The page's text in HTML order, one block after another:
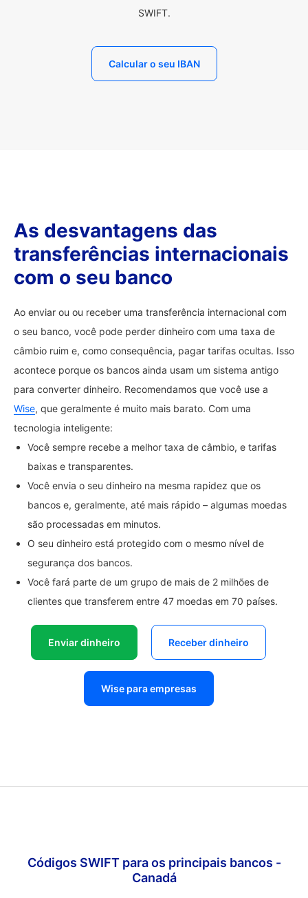
SWIFT.
Calcular o seu IBAN
As desvantagens das
transferências internacionais
com o seu banco
Ao enviar ou ou receber uma transferência internacional com
o seu banco, você pode perder dinheiro com uma taxa de
câmbio ruim e, como consequência, pagar tarifas ocultas. Isso
acontece porque os bancos ainda usam um sistema antigo
para converter dinheiro. Recomendamos que você use a
Wise, que geralmente é muito mais barato. Com uma
tecnologia inteligente:
Você sempre recebe a melhor taxa de câmbio, e tarifas
baixas e transparentes.
Você envia o seu dinheiro na mesma rapidez que os
bancos e, geralmente, até mais rápido – algumas moedas
são processadas em minutos.
O seu dinheiro está protegido com o mesmo nível de
segurança dos bancos.
Você fará parte de um grupo de mais de 2 milhões de
clientes que transferem entre 47 moedas em 70 países.
Enviar dinheiro Receber dinheiro
Wise para empresas
Códigos SWIFT para os principais bancos -
Canadá